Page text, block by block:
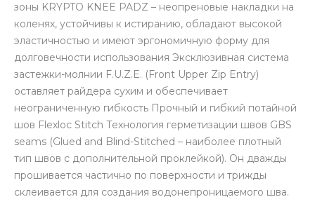
зоны KRYPTO KNEE PADZ – неопреновые накладки на
коленях, устойчивы к истиранию, обладают высокой
эластичностью и имеют эргономичную форму для
долговечности использования Эксклюзивная система
застежки-молнии F.U.Z.E. (Front Upper Zip Entry)
оставляет райдера сухим и обеспечивает
неограниченную гибкость Прочный и гибкий потайной
шов Flexloc Stitch Технология герметизации швов GBS
seams (Glued and Blind-Stitched – наиболее плотный
тип швов с дополнительной проклейкой). Он дважды
прошивается частично по поверхности и трижды
склеивается для создания водонепроницаемого шва.